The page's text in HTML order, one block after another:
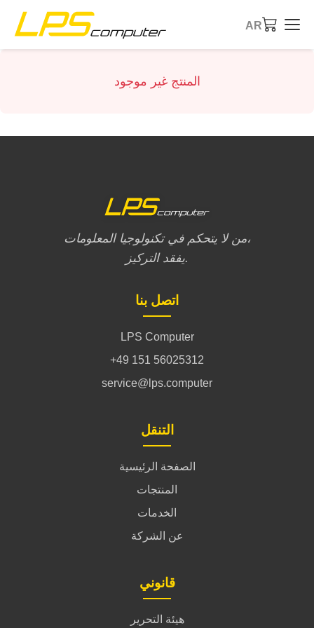
AR
المنتج غير موجود
من لا يتحكم في تكنولوجيا المعلومات،
يفقد التركيز.
اتصل بنا
LPS Computer
+49 151 56025312
service@lps.computer
التنقل
الصفحة الرئيسية
المنتجات
الخدمات
عن الشركة
قانوني
هيئة التحرير